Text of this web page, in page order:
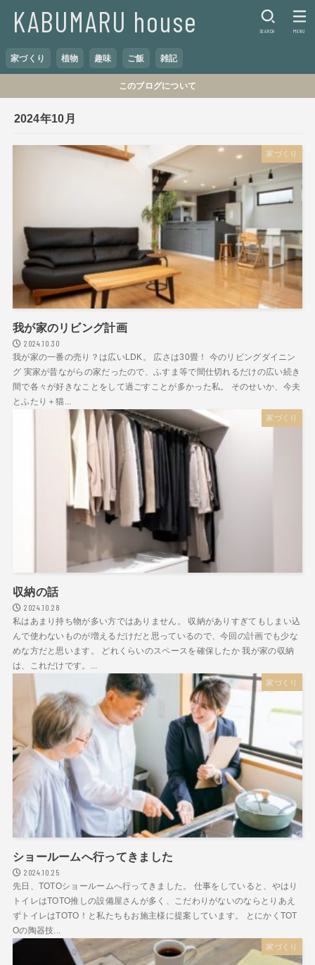
KABUMARU house
家づくり 植物 趣味 ご飯 雑記
SEARCH MENU
このブログについて
2024年10月
家づくり
我が家のリビング計画
2024.10.30
我が家の一番の売り？は広いLDK。 広さは30畳！ 今のリビングダイニン
グ 実家が昔ながらの家だったので、ふすま等で間仕切れるだけの広い続き
間で各々が好きなことをして過ごすことが多かった私。 そのせいか、今夫
とふたり＋猫...
家づくり
収納の話
2024.10.28
私はあまり持ち物が多い方ではありません。 収納がありすぎてもしまい込
んで使わないものが増えるだけだと思っているので、今回の計画でも少な
めな方だと思います。 どれくらいのスペースを確保したか 我が家の収納
は、これだけです。...
家づくり
ショールームへ行ってきました
2024.10.25
先日、TOTOショールームへ行ってきました。 仕事をしていると、やはり
トイレはTOTO推しの設備屋さんが多く、こだわりがないのならとりあえ
ずトイレはTOTO！と私たちもお施主様に提案しています。 とにかくTOT
Oの陶器技...
家づくり